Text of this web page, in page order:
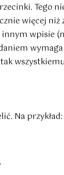
Tego
więcej
wpisie
Na przykład: